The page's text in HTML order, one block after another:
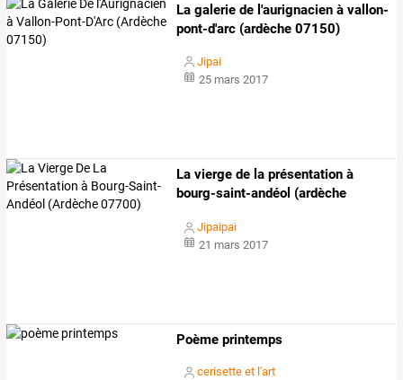
La galerie de l'aurignacien à vallon-
pont-d'arc (ardèche 07150)
Jipai
25 mars 2017
La vierge de la présentation à
bourg-saint-andéol (ardèche
Jipaipai
21 mars 2017
Poème printemps
cerisette et l'art